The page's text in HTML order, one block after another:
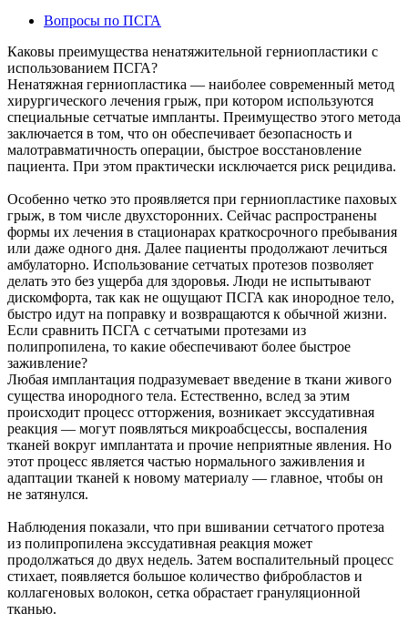
Вопросы по ПСГА
Каковы преимущества ненатяжительной герниопластики с
использованием ПСГА?
Ненатяжная герниопластика — наиболее современный метод
хирургического лечения грыж, при котором используются
специальные сетчатые импланты. Преимущество этого метода
заключается в том, что он обеспечивает безопасность и
малотравматичность операции, быстрое восстановление
пациента. При этом практически исключается риск рецидива.
Особенно четко это проявляется при герниопластике паховых
грыж, в том числе двухсторонних. Сейчас распространены
формы их лечения в стационарах краткосрочного пребывания
или даже одного дня. Далее пациенты продолжают лечиться
амбулаторно. Использование сетчатых протезов позволяет
делать это без ущерба для здоровья. Люди не испытывают
дискомфорта, так как не ощущают ПСГА как инородное тело,
быстро идут на поправку и возвращаются к обычной жизни.
Если сравнить ПСГА с сетчатыми протезами из
полипропилена, то какие обеспечивают более быстрое
заживление?
Любая имплантация подразумевает введение в ткани живого
существа инородного тела. Естественно, вслед за этим
происходит процесс отторжения, возникает экссудативная
реакция — могут появляться микроабсцессы, воспаления
тканей вокруг имплантата и прочие неприятные явления. Но
этот процесс является частью нормального заживления и
адаптации тканей к новому материалу — главное, чтобы он
не затянулся.
Наблюдения показали, что при вшивании сетчатого протеза
из полипропилена экссудативная реакция может
продолжаться до двух недель. Затем воспалительный процесс
стихает, появляется большое количество фибробластов и
коллагеновых волокон, сетка обрастает грануляционной
тканью.